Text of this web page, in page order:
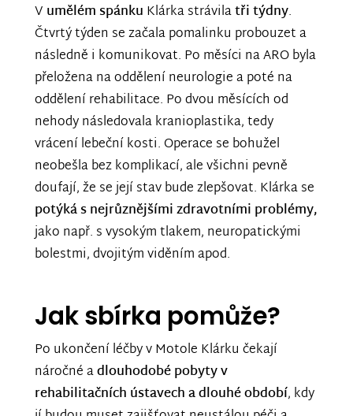
V umělém spánku Klárka strávilatři týdny.
Čtvrtý týden se začala pomalinku probouzet a
následně i komunikovat. Po měsíci na ARO byla
přeložena na oddělení neurologie a poté na
oddělení rehabilitace. Po dvou měsících od
nehody následovala kranioplastika, tedy
vrácení lebeční kosti. Operace se bohužel
neobešla bez komplikací, ale všichni pevně
doufají, že se její stav bude zlepšovat. Klárka se
potýká s nejrůznějšími zdravotními problémy,
jako např. s vysokým tlakem, neuropatickými
bolestmi, dvojitým viděním apod.
Jak sbírka pomůže?
Po ukončení léčby v Motole Klárku čekají
náročné adlouhodobé pobyty v
rehabilitačních ústavech a dlouhé období, kdy